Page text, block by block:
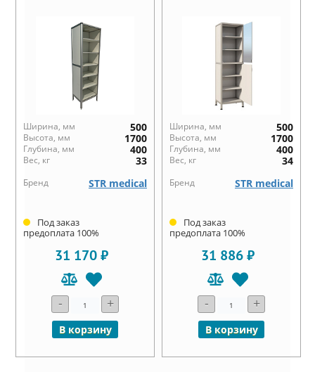
Ширина, мм 500
Высота, мм 1700
Глубина, мм 400
Вес, кг 33
Бренд STR medical
Под заказ
предоплата 100%
31 170 ₽
- +
В корзину
Ширина, мм 500
Высота, мм 1700
Глубина, мм 400
Вес, кг 34
Бренд STR medical
Под заказ
предоплата 100%
31 886 ₽
- +
В корзину